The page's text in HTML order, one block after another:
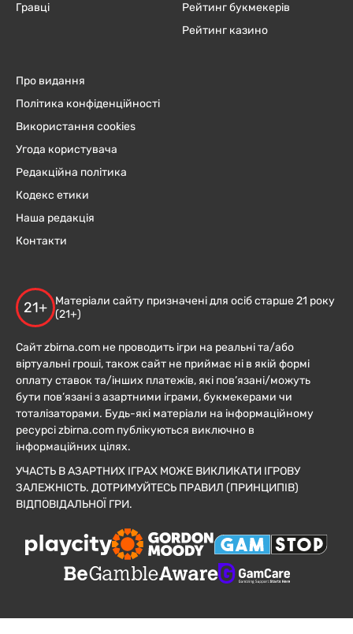
Гравці
Рейтинг букмекерів
Рейтинг казино
Про видання
Політика конфіденційності
Використання cookies
Угода користувача
Редакційна політика
Кодекс етики
Наша редакція
Контакти
21+
Матеріали сайту призначені для осіб старше 21 року
(21+)
Сайт zbirna.com не проводить ігри на реальні та/або
віртуальні гроші, також сайт не приймає ні в якій формі
оплату ставок та/інших платежів, які пов’язані/можуть
бути пов’язані з азартними іграми, букмекерами чи
тоталізаторами. Будь-які матеріали на інформаційному
ресурсі zbirna.com публікуються виключно в
інформаційних цілях.
УЧАСТЬ В АЗАРТНИХ ІГРАХ МОЖЕ ВИКЛИКАТИ ІГРОВУ
ЗАЛЕЖНІСТЬ. ДОТРИМУЙТЕСЬ ПРАВИЛ (ПРИНЦИПІВ)
ВІДПОВІДАЛЬНОЇ ГРИ.